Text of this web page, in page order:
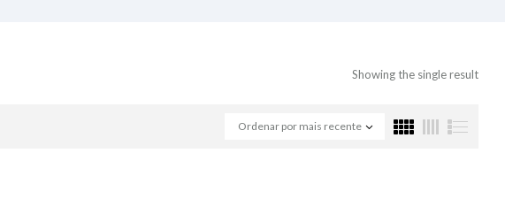
Showing the single result
Ordenar por mais recente